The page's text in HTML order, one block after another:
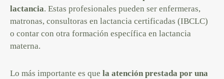
lactancia. Estas profesionales pueden ser enfermeras,
matronas, consultoras en lactancia certificadas (IBCLC)
o contar con otra formación específica en lactancia
materna.
Lo más importante es que la atención prestada por una